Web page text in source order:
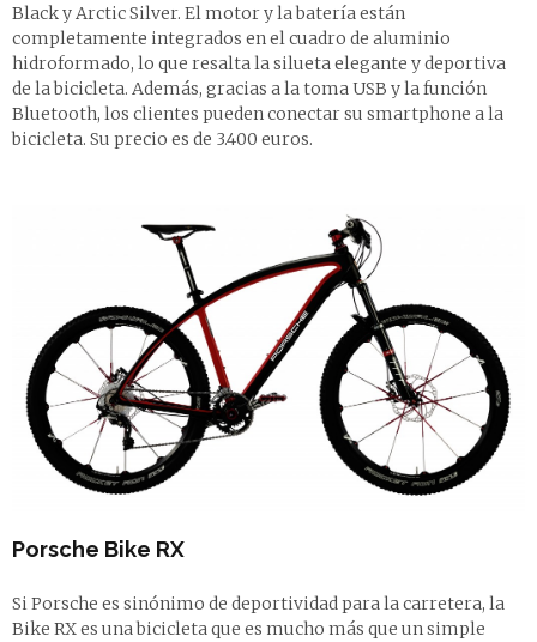
Black y Arctic Silver. El motor y la batería están
completamente integrados en el cuadro de aluminio
hidroformado, lo que resalta la silueta elegante y deportiva
de la bicicleta. Además, gracias a la toma USB y la función
Bluetooth, los clientes pueden conectar su smartphone a la
bicicleta. Su precio es de 3.400 euros.
Porsche Bike RX
Si Porsche es sinónimo de deportividad para la carretera, la
Bike RX es una bicicleta que es mucho más que un simple